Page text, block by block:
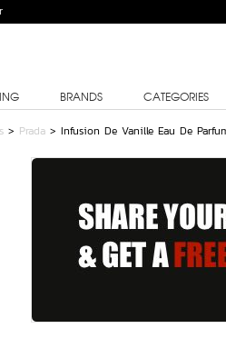
BRANDS CATEGORIES
> Prada > Infusion De Vanille Eau De